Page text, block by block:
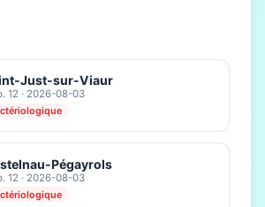
Just-sur-Viaur
12 · 2026-08-03
Pégayrols
12 · 2026-08-03